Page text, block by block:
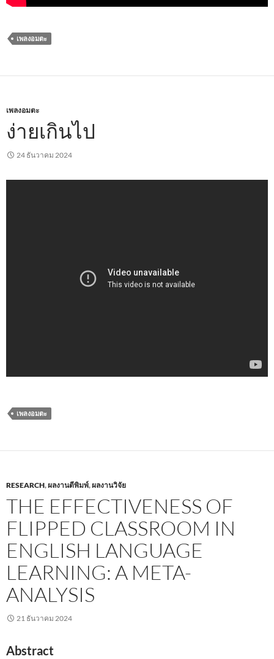
เพลงอมตะ
เพลงอมตะ
ง่ายเกินไป
24 ธันวาคม 2024
เพลงอมตะ
RESEARCH,ผลงานตีพิมพ์,ผลงานวิจัย
THE EFFECTIVENESS OF
FLIPPED CLASSROOM IN
ENGLISH LANGUAGE
LEARNING: A META-
ANALYSIS
21 ธันวาคม 2024
Abstract